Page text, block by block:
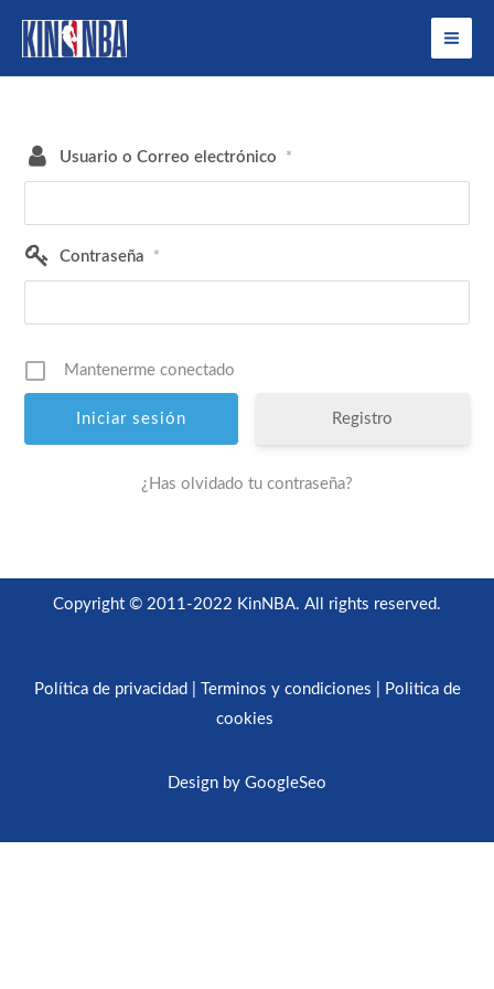
contenido
Usuario o Correo electrónico *
Contraseña *
Mantenerme conectado
Registro
¿Has olvidado tu contraseña?
Copyright © 2011-2022 KinNBA. All rights reserved.
Política de privacidad Terminos y condiciones
Politica de
cookies
Design by GoogleSeo